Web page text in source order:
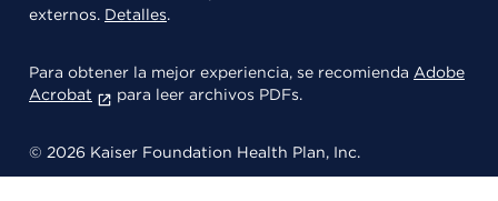
externos. Detalles.
Para obtener la mejor experiencia, se recomienda Adobe
Acrobat
para leer archivos PDFs.
© 2026 Kaiser Foundation Health Plan, Inc.